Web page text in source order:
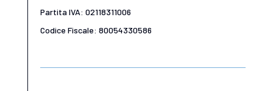
Partita IVA: 02118311006
Codice Fiscale: 80054330586